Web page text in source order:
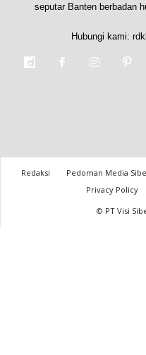
seputar Banten berbadan
Hubungi kami:
Redaksi Pedoman Media
Privacy Policy
© PT Visi